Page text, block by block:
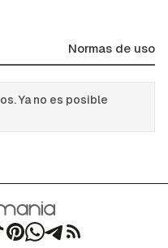
Normas de uso
Ya no es posible